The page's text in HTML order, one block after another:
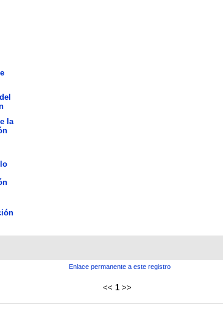
la
Enlace permanente a este registro
<< 1 >>